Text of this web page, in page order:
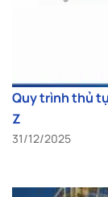
Quy trình thủ
Z
31/12/2025